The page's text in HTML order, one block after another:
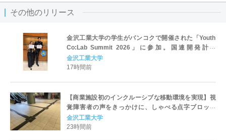
その他のリリース
金沢工業大学の学生がバンコクで開催された「Youth
Co:Lab Summit 2026」に参加。国連開発計画
（UNDP）とCiti Foundation主催のイベントで
金沢工業大学
17時間前
【商業施設初のインクルーシブな移動環境を実現】視
覚障害者の声をきっかけに、しゃべる点字ブロック
「コード化点字ブロック」を東京・錦糸町の商業ビル
「楽天地ビル」地下フロア～地上2階で敷設。8月8日
金沢工業大学
23時間前